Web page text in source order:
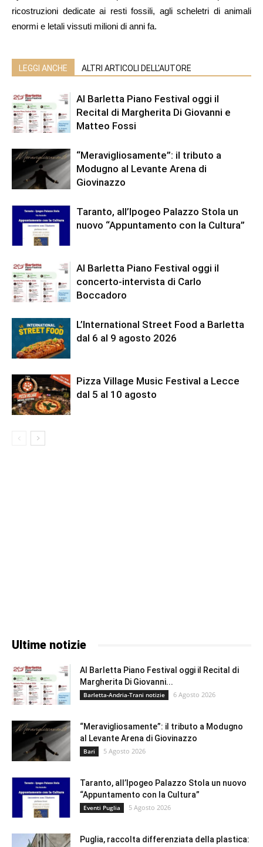
ricostruzioni dedicate ai resti fossili, agli scheletri di animali
enormi e letali vissuti milioni di anni fa.
LEGGI ANCHE ALTRI ARTICOLI DELL'AUTORE
Al Barletta Piano Festival oggi il
Recital di Margherita Di Giovanni e
Matteo Fossi
“Meravigliosamente”: il tributo a
Modugno al Levante Arena di
Giovinazzo
Taranto, all’Ipogeo Palazzo Stola un
nuovo “Appuntamento con la Cultura”
Al Barletta Piano Festival oggi il
concerto-intervista di Carlo
Boccadoro
L’International Street Food a Barletta
dal 6 al 9 agosto 2026
Pizza Village Music Festival a Lecce
dal 5 al 10 agosto
Ultime notizie
Al Barletta Piano Festival oggi il Recital di
Margherita Di Giovanni...
Barletta-Andria-Trani notizie 6 Agosto 2026
“Meravigliosamente”: il tributo a Modugno
al Levante Arena di Giovinazzo
Bari 5 Agosto 2026
Taranto, all’Ipogeo Palazzo Stola un nuovo
“Appuntamento con la Cultura”
Eventi Puglia 5 Agosto 2026
Puglia, raccolta differenziata della plastica: